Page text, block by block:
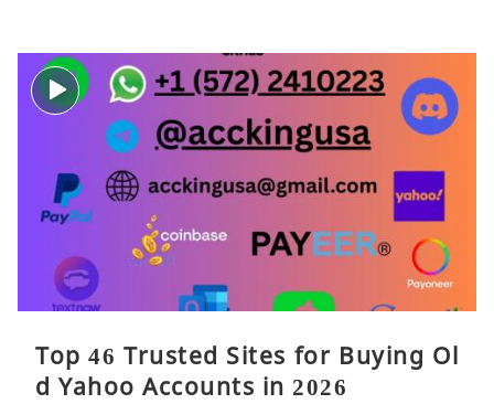
Top 46 Trusted Sites for Buying Ol
d Yahoo Accounts in 2026